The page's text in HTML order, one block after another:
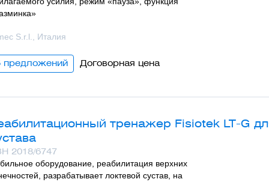
S.r.l., Италия
предложений Договорная цена
тренажер Fisiotek LT-G
2018/6747
оборудование, реабилитация верхних
разрабатывает локтевой сустав, на